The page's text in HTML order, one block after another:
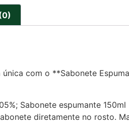
com o **Sabonete
Sabonete espumante 150ml
diretamente no rosto.